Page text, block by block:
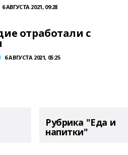
6 АВГУСТА 2021, 09:28
отработали с
6 АВГУСТА 2021, 05:25
Рубрика "Еда и
напитки"